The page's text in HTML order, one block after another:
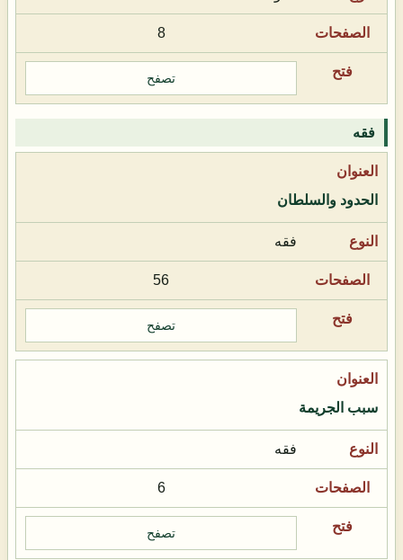
8
تصفح
فقه
الحدود والسلطان
فقه
56
تصفح
سبب الجريمة
فقه
6
تصفح